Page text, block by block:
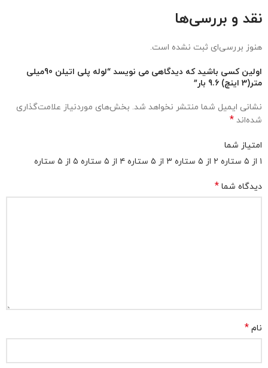
نقد و بررسی‌ها
هنوز بررسی‌ای ثبت نشده است.
اولین کسی باشید که دیدگاهی می نویسد “لوله پلی اتیلن 90میلی
متر(3 اینچ) 9.6 بار”
نشانی ایمیل شما منتشر نخواهد شد. بخش‌های موردنیاز علامت‌گذاری
شده‌اند *
امتیاز شما
۱ از ۵ ستاره
۲ از ۵ ستاره ۳ از ۵ ستاره ۴ از ۵ ستاره ۵ از ۵ ستاره
دیدگاه شما *
نام *